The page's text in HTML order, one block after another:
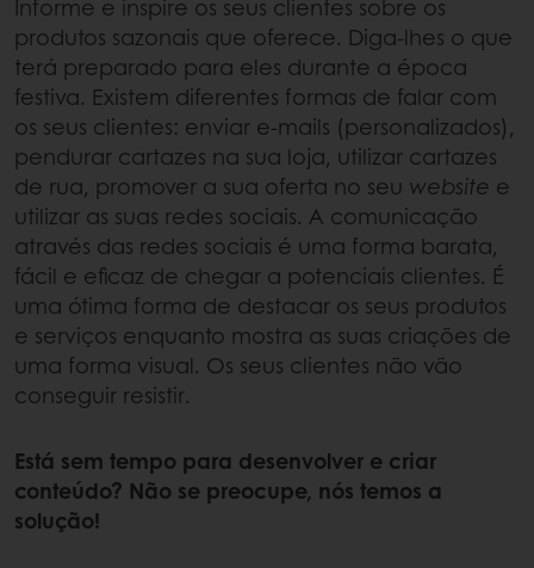
Informe e inspire os seus clientes sobre os
produtos sazonais que oferece. Diga-lhes o que
terá preparado para eles durante a época
festiva. Existem diferentes formas de falar com
os seus clientes: enviar e-mails (personalizados),
pendurar cartazes na sua loja, utilizar cartazes
de rua, promover a sua oferta no seu website e
utilizar as suas redes sociais. A comunicação
através das redes sociais é uma forma barata,
fácil e eficaz de chegar a potenciais clientes. É
uma ótima forma de destacar os seus produtos
e serviços enquanto mostra as suas criações de
uma forma visual. Os seus clientes não vão
conseguir resistir.
Está sem tempo para desenvolver e criar
conteúdo? Não se preocupe, nós temos a
solução!